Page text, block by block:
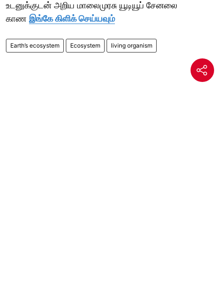
உடனுக்குடன் அறிய மாலைமுரசு யூடியூப் சேனலை
காண இங்கே கிளிக் செய்யவும்
Earth’s ecosystem Ecosystem living organism